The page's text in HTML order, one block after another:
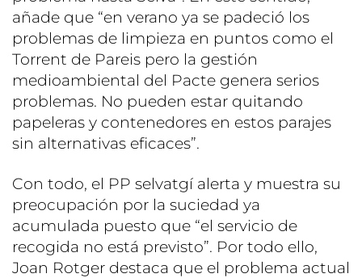
añade que “en verano ya se padeció los
problemas de limpieza en puntos como el
Torrent de Pareis pero la gestión
medioambiental del Pacte genera serios
problemas. No pueden estar quitando
papeleras y contenedores en estos parajes
sin alternativas eficaces”.
Con todo, el PP selvatgí alerta y muestra su
preocupación por la suciedad ya
acumulada puesto que “el servicio de
recogida no está previsto”. Por todo ello,
Joan Rotger destaca que el problema actual